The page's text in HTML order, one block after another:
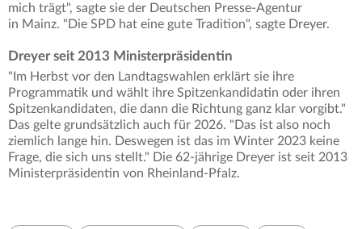
mich trägt", sagte sie der Deutschen Presse-Agentur
in Mainz. "Die SPD hat eine gute Tradition", sagte Dreyer.
Dreyer seit 2013 Ministerpräsidentin
"Im Herbst vor den Landtagswahlen erklärt sie ihre
Programmatik und wählt ihre Spitzenkandidatin oder ihren
Spitzenkandidaten, die dann die Richtung ganz klar vorgibt."
Das gelte grundsätzlich auch für 2026. "Das ist also noch
ziemlich lange hin. Deswegen ist das im Winter 2023 keine
Frage, die sich uns stellt." Die 62-jährige Dreyer ist seit 2013
Ministerpräsidentin von Rheinland-Pfalz.